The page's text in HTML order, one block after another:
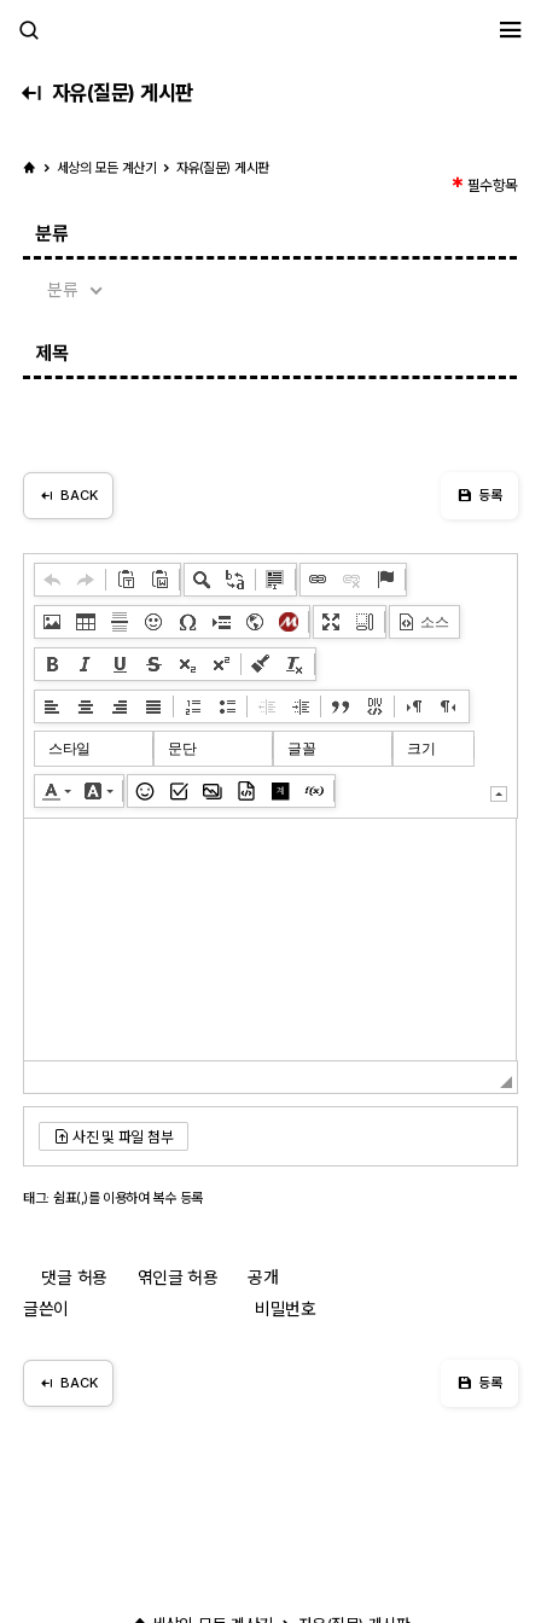
자유(질문) 게시판
세상의 모든 계산기 자유(질문) 게시판
필수항목
분류
분류
제목
BACK 등록
소스
스타일 문단 글꼴 크기
사진 및 파일 첨부
태그: 쉼표(,)를 이용하여 복수 등록
댓글 허용 엮인글 허용
공개
글쓴이
비밀번호
BACK 등록